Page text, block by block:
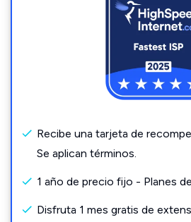
Recibe una tarjeta de
Se aplican términos.
1 año de precio fijo - Planes
Disfruta 1 mes gratis de